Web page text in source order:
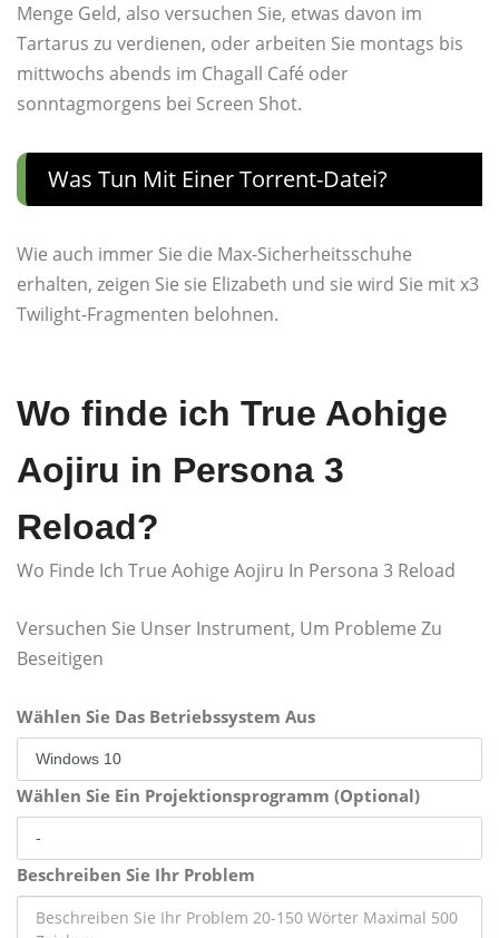
Menge Geld, also versuchen Sie, etwas davon im
Tartarus zu verdienen, oder arbeiten Sie montags bis
mittwochs abends im Chagall Café oder
sonntagmorgens bei Screen Shot.
Was Tun Mit Einer Torrent-Datei?
Wie auch immer Sie die Max-Sicherheitsschuhe
erhalten, zeigen Sie sie Elizabeth und sie wird Sie mit x3
Twilight-Fragmenten belohnen.
Wo finde ich True Aohige
Aojiru in Persona 3
Reload?
Wo Finde Ich True Aohige Aojiru In Persona 3 Reload
Versuchen Sie Unser Instrument, Um Probleme Zu
Beseitigen
Wählen Sie Das Betriebssystem Aus
Wählen Sie Ein Projektionsprogramm (Optional)
Beschreiben Sie Ihr Problem